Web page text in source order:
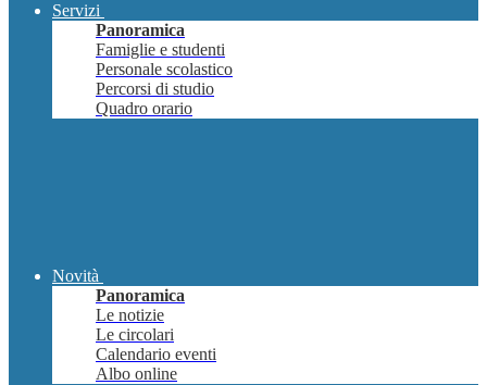
Servizi
Panoramica
Famiglie e studenti
Personale scolastico
Percorsi di studio
Quadro orario
Novità
Panoramica
Le notizie
Le circolari
Calendario eventi
Albo online